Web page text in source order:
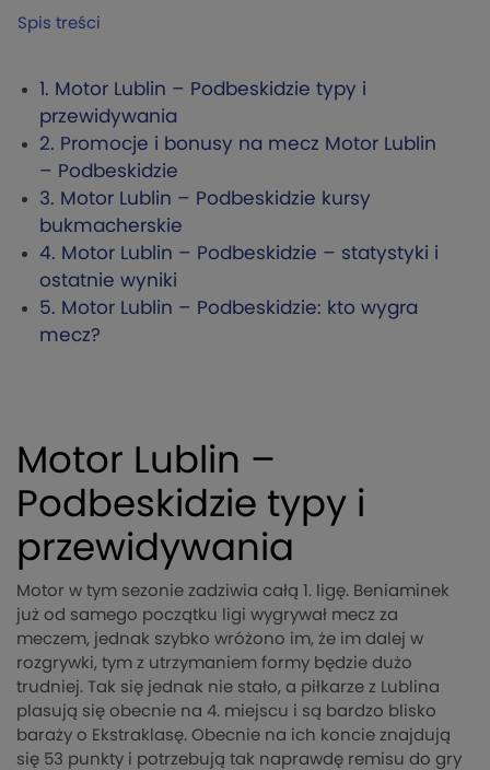
Spis treści
1. Motor Lublin – Podbeskidzie typy i
przewidywania
2. Promocje i bonusy na mecz Motor Lublin
– Podbeskidzie
3. Motor Lublin – Podbeskidzie kursy
bukmacherskie
4. Motor Lublin – Podbeskidzie – statystyki i
ostatnie wyniki
5. Motor Lublin – Podbeskidzie: kto wygra
mecz?
Motor Lublin –
Podbeskidzie typy i
przewidywania
Motor w tym sezonie zadziwia całą 1. ligę. Beniaminek
już od samego początku ligi wygrywał mecz za
meczem, jednak szybko wróżono im, że im dalej w
rozgrywki, tym z utrzymaniem formy będzie dużo
trudniej. Tak się jednak nie stało, a piłkarze z Lublina
plasują się obecnie na 4. miejscu i są bardzo blisko
baraży o Ekstraklasę. Obecnie na ich koncie znajdują
się 53 punkty i potrzebują tak naprawdę remisu do gry